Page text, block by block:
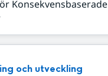
Konsekvensbaserade
och utveckling